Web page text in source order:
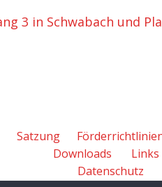
3 in Schwabach und
Satzung
Downloads
Links
Datenschutz